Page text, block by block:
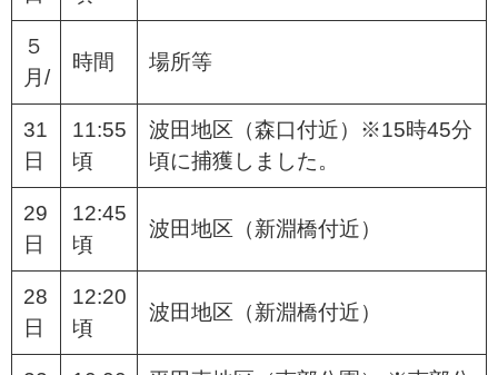
５
月/
時間 場所等
31
日
11:55
頃
波田地区（森口付近）※15時45分
頃に捕獲しました。
29
日
12:45
頃
波田地区（新淵橋付近）
28
日
12:20
頃
波田地区（新淵橋付近）